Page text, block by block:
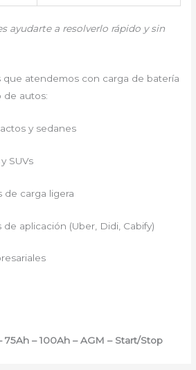
ayudarte a resolverlo rápido y sin
que atendemos con carga de batería
autos:
y sedanes
SUVs
de carga ligera
de aplicación (Uber, Didi, Cabify)
75Ah – 100Ah – AGM – Start/Stop